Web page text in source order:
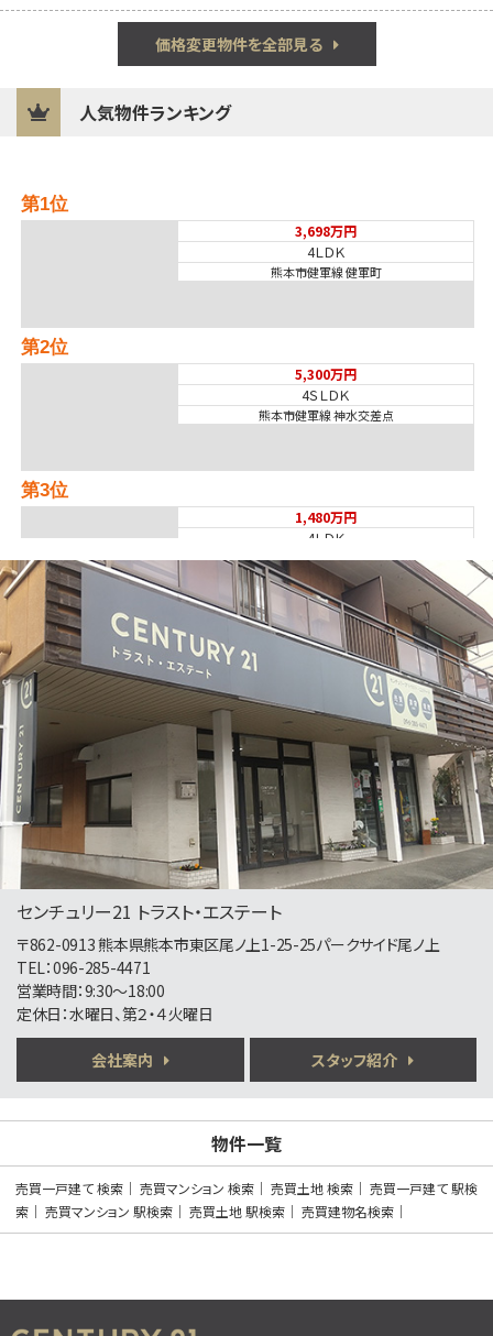
価格変更物件を全部見る
人気物件ランキング
第1位
3,698万円
4ＬＤＫ
熊本市健軍線 健軍町
第2位
5,300万円
4ＳＬＤＫ
熊本市健軍線 神水交差点
第3位
1,480万円
4ＬＤＫ
熊本市健軍線 国府
施工：戸田建設(株)
第4位
3,498万円
熊本市健軍線 健軍町
第5位
7,750万円
バス停 高平団地 停
第6位
2,798万円
4ＬＤＫ
第8位
2,280万円
センチュリー21 トラスト・エステート
〒862-0913 熊本県熊本市東区尾ノ上1-25-25パークサイド尾ノ上
TEL：096-285-4471
営業時間：9:30～18:00
定休日：水曜日、第２・４火曜日
会社案内 スタッフ紹介
物件一覧
売買一戸建て 検索 売買マンション 検索 売買土地 検索
売買一戸建て 駅検
索
売買マンション 駅検索 売買土地 駅検索 売買建物名検索